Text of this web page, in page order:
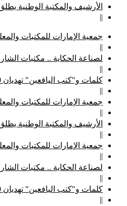
الأرشيف والمكتبة الوطنية
||
جمعية الإمارات للمكتبات
||
لصناعة الحكاية .. مكتبات
||
كلمات و"كتب اليافعين" تهديان 350 كتاباً لأطفال "الإمارات الإنسانية"
||
جمعية الإمارات للمكتبات
||
الأرشيف والمكتبة الوطنية
||
جمعية الإمارات للمكتبات
||
لصناعة الحكاية .. مكتبات
||
كلمات و"كتب اليافعين" تهديان 350 كتاباً لأطفال "الإمارات الإنسانية"
||